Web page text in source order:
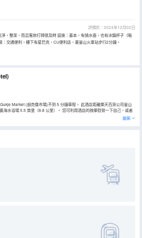
評價於：2024年12月02日
淨，整潔，而且客房打掃很及時 設施：基本，有燒水壺，也有冰鎮杯子（喝
：交通便利，樓下有星巴克，CU便利店，裏釜山火車站步行2分鐘。
Market (胡克傑市場)不到 5 分鐘車程。 此酒店距離樂天百貨公司釜山
海水浴場 5.5 英里（8.8 公里）。 您可利用酒店的按摩慰勞一下自己，或者
WiFi、禮賓服務和美髮沙龍。 在光張酒店，您可以去餐廳享用美餐。 特色服
展開